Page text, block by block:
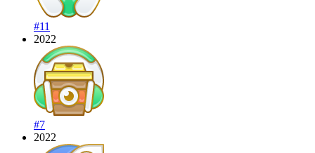
#11
2022
#7
2022